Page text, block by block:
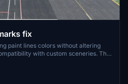
fix
paint lines colors without altering
with custom sceneries. This
remaining unaffected by
be easily removed if needed. Simply
Community folder for seamless